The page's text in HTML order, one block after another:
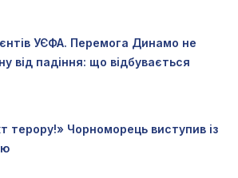
УЄФА. Перемога Динамо не
від падіння: що відбувається
терору!» Чорноморець виступив із